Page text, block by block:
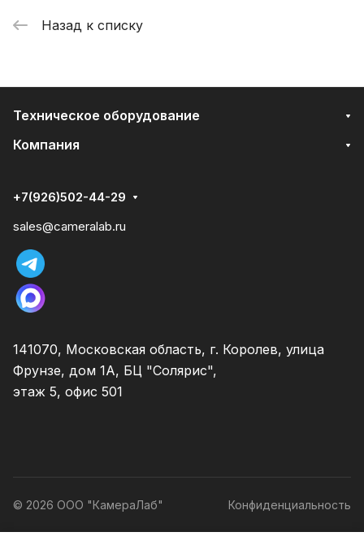
Назад к списку
Техническое оборудование
Компания
+7(926)502-44-29
sales@cameralab.ru
141070, Московская область, г. Королев, улица
Фрунзе, дом 1А, БЦ "Солярис",
этаж 5, офис 501
© 2026 ООО "КамераЛаб" Конфиденциальность